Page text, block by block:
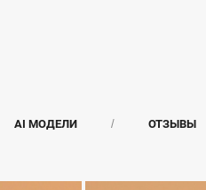
AI МОДЕЛИ ОТЗЫВЫ